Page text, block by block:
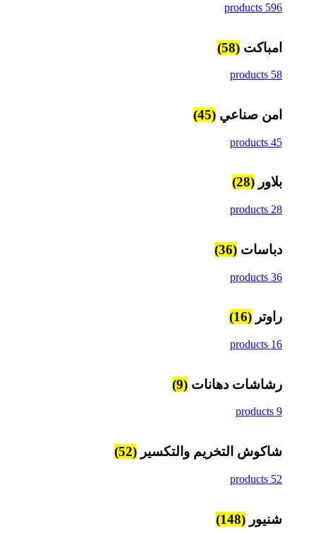
596 products
امباكت (58)
58 products
امن صناعي (45)
45 products
بلاور (28)
28 products
دباسات (36)
36 products
راوتر (16)
16 products
رشاشات دهانات (9)
9 products
شاكوش التخريم والتكسير (52)
52 products
شنيور (148)